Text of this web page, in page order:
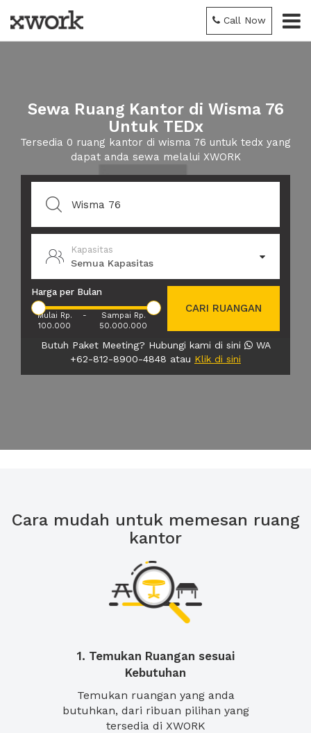
Call Now
Sewa Ruang Kantor di Wisma 76
Untuk TEDx
Tersedia 0 ruang kantor di wisma 76 untuk tedx yang
dapat anda sewa melalui XWORK
Kapasitas
Semua Kapasitas
Harga per Bulan
Mulai Rp.
100.000
-
Sampai Rp.
50.000.000
CARI RUANGAN
Butuh Paket Meeting? Hubungi kami di sini
WA
+62-812-8900-4848 atau Klik di sini
Cara mudah untuk memesan ruang
kantor
1. Temukan Ruangan sesuai
Kebutuhan
Temukan ruangan yang anda
butuhkan, dari ribuan pilihan yang
tersedia di XWORK